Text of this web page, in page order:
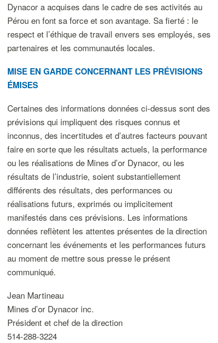
Dynacor a acquises dans le cadre de ses activités au
Pérou en font sa force et son avantage. Sa fierté : le
respect et l’éthique de travail envers ses employés, ses
partenaires et les communautés locales.
MISE EN GARDE CONCERNANT LES PRÉVISIONS
ÉMISES
Certaines des informations données ci-dessus sont des
prévisions qui impliquent des risques connus et
inconnus, des incertitudes et d’autres facteurs pouvant
faire en sorte que les résultats actuels, la performance
ou les réalisations de Mines d’or Dynacor, ou les
résultats de l’industrie, soient substantiellement
différents des résultats, des performances ou
réalisations futurs, exprimés ou implicitement
manifestés dans ces prévisions. Les informations
données reflètent les attentes présentes de la direction
concernant les événements et les performances futurs
au moment de mettre sous presse le présent
communiqué.
Jean Martineau
Mines d’or Dynacor inc.
Président et chef de la direction
514-288-3224